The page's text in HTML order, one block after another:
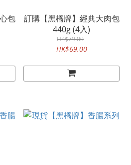
包
訂購【黑橋牌】經典大肉包
440g (4入)
HK$79.00
HK$69.00